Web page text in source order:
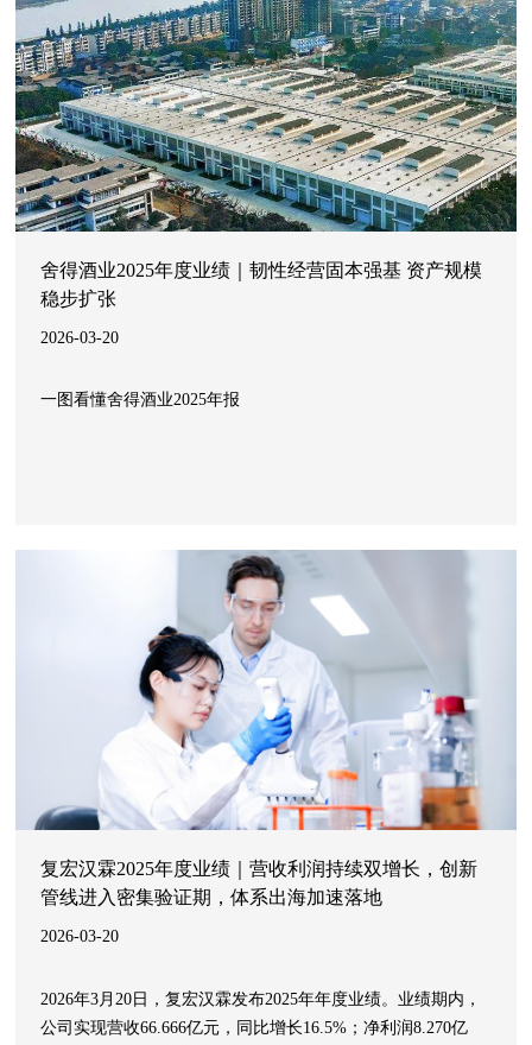
舍得酒业2025年度业绩｜韧性经营固本强基 资产规模
稳步扩张
2026-03-20
一图看懂舍得酒业2025年报
复宏汉霖2025年度业绩｜营收利润持续双增长，创新
管线进入密集验证期，体系出海加速落地
2026-03-20
2026年3月20日，复宏汉霖发布2025年年度业绩。业绩期内，
公司实现营收66.666亿元，同比增长16.5%；净利润8.270亿